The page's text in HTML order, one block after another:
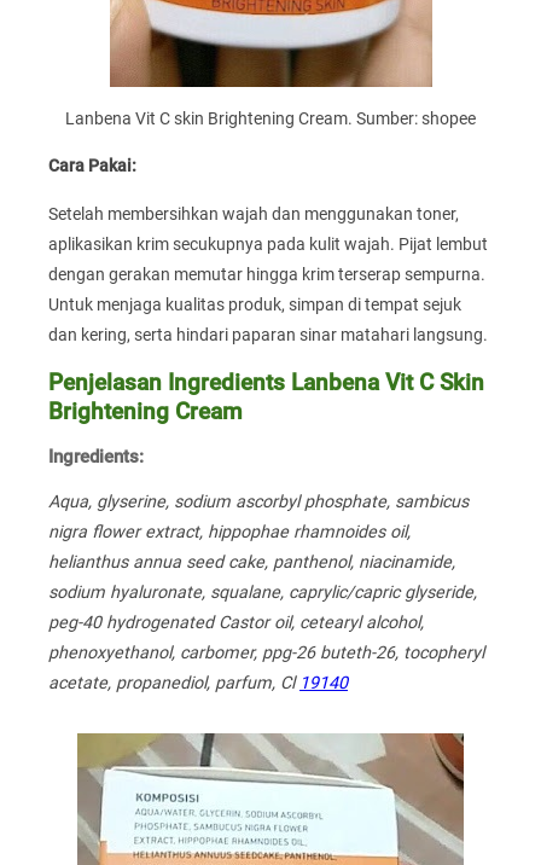
Lanbena Vit C skin Brightening Cream. Sumber: shopee
Cara Pakai:
Setelah membersihkan wajah dan menggunakan toner,
aplikasikan krim secukupnya pada kulit wajah. Pijat lembut
dengan gerakan memutar hingga krim terserap sempurna.
Untuk menjaga kualitas produk, simpan di tempat sejuk
dan kering, serta hindari paparan sinar matahari langsung.
Penjelasan Ingredients Lanbena Vit C Skin
Brightening Cream
Ingredients:
Aqua, glyserine, sodium ascorbyl phosphate, sambicus
nigra flower extract, hippophae rhamnoides oil,
helianthus annua seed cake, panthenol, niacinamide,
sodium hyaluronate, squalane, caprylic/capric glyseride,
peg-40 hydrogenated Castor oil, cetearyl alcohol,
phenoxyethanol, carbomer, ppg-26 buteth-26, tocopheryl
acetate, propanediol, parfum, Cl 19140